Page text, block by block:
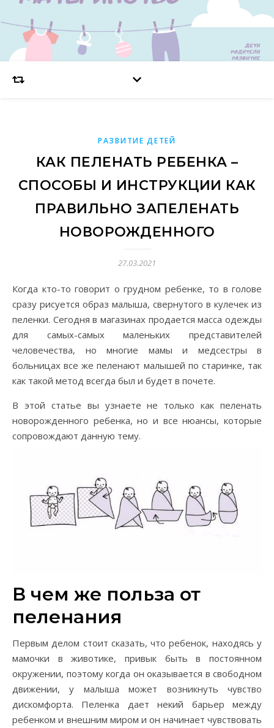
РАЗВИТИЕ ДЕТЕЙ
КАК ПЕЛЕНАТЬ РЕБЕНКА –
СПОСОБЫ И ИНСТРУКЦИИ КАК
ПРАВИЛЬНО ЗАПЕЛЕНАТЬ
НОВОРОЖДЕННОГО
27.03.2021
Когда кто-то говорит о грудном ребенке, то в голове
сразу рисуется образ малыша, свернутого в кулечек из
пеленки. Сегодня в магазинах продается масса одежды
для самых-самых маленьких представителей
человечества, но многие мамы и медсестры в
больницах все же пеленают малышей по старинке, так
как такой метод всегда был и будет в почете.
В этой статье вы узнаете не только как пеленать
новорожденного ребенка, но и все нюансы, которые
сопровождают данную тему.
В чем же польза от
пеленания
Первым делом стоит сказать, что ребенок, находясь у
мамочки в животике, привык быть в постоянном
окружении, поэтому когда он оказывается в свободном
движении, у малыша может возникнуть чувство
дискомфорта. Пеленка дает некий барьер между
ребенком и внешним миром и он начинает чувствовать